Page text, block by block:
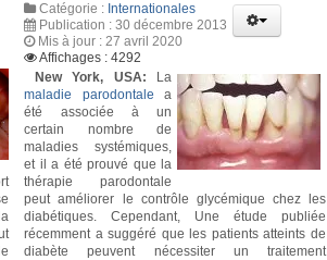
Catégorie : Internationales
Publication : 30 décembre 2013
Mis à jour : 27 avril 2020
Affichages : 4292
New York, USA: La
maladie parodontale a
été associée à un
certain nombre de
maladies systémiques,
et il a été prouvé que la
thérapie parodontale
peut améliorer le contrôle glycémique chez les
diabétiques. Cependant, Une étude publiée
récemment a suggéré que les patients atteints de
diabète peuvent nécessiter un traitement